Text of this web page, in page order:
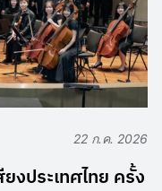
22 ก.ค. 2026
งประเทศไทย ครั้ง